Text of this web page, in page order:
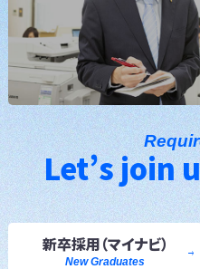
Let’s join
新卒採用（マイナビ）
New Graduates